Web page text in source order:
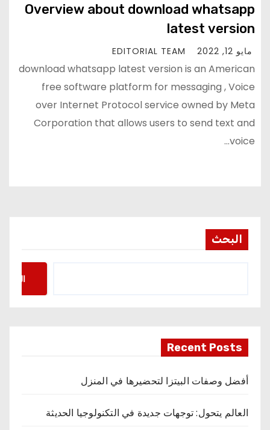
Overview about download whatsapp
latest version
مايو 12, 2022 EDITORIAL TEAM
download whatsapp latest version is an American
free software platform for messaging , Voice
over Internet Protocol service owned by Meta
Corporation that allows users to send text and
voice…
البحث
البحث
Recent Posts
أفضل وصفات البيتزا لتحضيرها في المنزل
العالم يتحول: توجهات جديدة في التكنولوجيا الحديثة